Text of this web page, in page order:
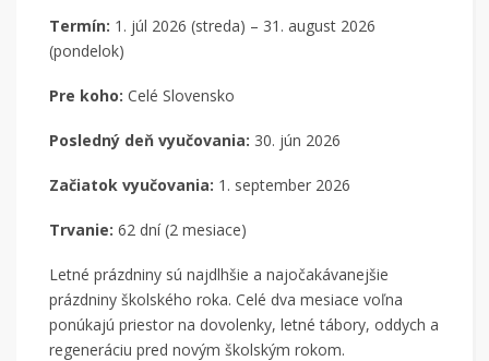
Termín: 1. júl 2026 (streda) – 31. august 2026
(pondelok)
Pre koho: Celé Slovensko
Posledný deň vyučovania: 30. jún 2026
Začiatok vyučovania: 1. september 2026
Trvanie: 62 dní (2 mesiace)
Letné prázdniny sú najdlhšie a najočakávanejšie
prázdniny školského roka. Celé dva mesiace voľna
ponúkajú priestor na dovolenky, letné tábory, oddych a
regeneráciu pred novým školským rokom.